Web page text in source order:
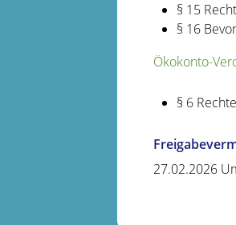
§ 15
§ 16
Ökokonto-
§ 6
27.02.2026